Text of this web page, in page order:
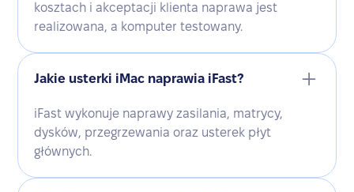
kosztach i akceptacji klienta naprawa jest
realizowana, a komputer testowany.
Jakie usterki iMac naprawia iFast?
iFast wykonuje naprawy zasilania, matrycy,
dysków, przegrzewania oraz usterek płyt
głównych.